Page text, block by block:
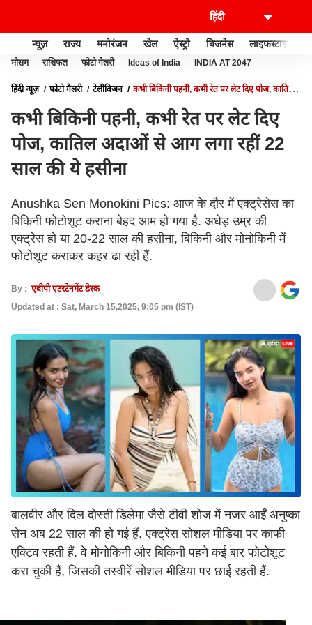
न्यूज़ राज्य मनोरंजन खेल ऐस्ट्रो बिजनेस लाइफस्टाइल
मौसम राशिफल फोटो गैलरी Ideas of India INDIA AT 2047
हिंदी न्यूज़ फोटो गैलरी टेलीविजन
कभी बिकिनी पहनी, कभी रेत पर लेट दिए पोज, कातिल
कभी बिकिनी पहनी, कभी रेत पर लेट दिए
पोज, कातिल अदाओं से आग लगा रहीं 22
साल की ये हसीना
Anushka Sen Monokini Pics: आज के दौर में एक्ट्रेसेस का
बिकिनी फोटोशूट कराना बेहद आम हो गया है. अधेड़ उम्र की
एक्ट्रेस हो या 20-22 साल की हसीना, बिकिनी और मोनोकिनी में
फोटोशूट कराकर कहर ढा रही हैं.
By : एबीपी एंटरटेनमेंट डेस्क
Updated at : Sat, March 15,2025, 9:05 pm (IST)
बालवीर और दिल दोस्ती डिलेमा जैसे टीवी शोज में नजर आईं अनुष्का
सेन अब 22 साल की हो गई हैं. एक्ट्रेस सोशल मीडिया पर काफी
एक्टिव रहती हैं. वे मोनोकिनी और बिकिनी पहने कई बार फोटोशूट
करा चुकी हैं, जिसकी तस्वीरें सोशल मीडिया पर छाई रहती हैं.